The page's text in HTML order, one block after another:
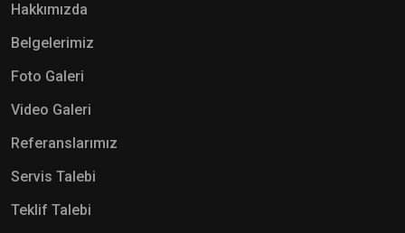
Hakkımızda
Belgelerimiz
Foto Galeri
Video Galeri
Referanslarımız
Servis Talebi
Teklif Talebi